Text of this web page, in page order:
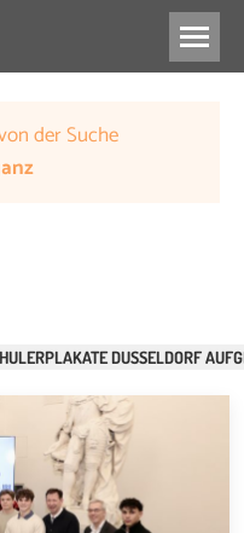
der Suche
DUSSELDORF